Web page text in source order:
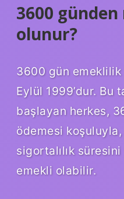
3600 günden
olunur?
3600 gün emeklilik
Eylül 1999’dur. Bu
başlayan herkes,
ödemesi
sigortalılık
emekli olabilir.